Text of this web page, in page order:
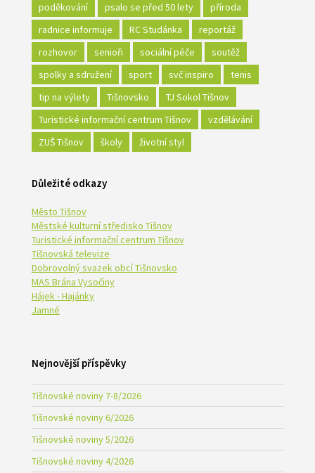
poděkování
psalo se před 50 lety
příroda
radnice informuje
RC Studánka
reportáž
rozhovor
senioři sociální péče
soutěž
spolky a sdružení
sport svč inspiro
tenis
tip na výlety
Tišnovsko
TJ Sokol Tišnov
Turistické informační centrum Tišnov
vzdělávání
ZUŠ Tišnov
školy životní styl
Důležité odkazy
Město Tišnov
Městské kulturní středisko Tišnov
Turistické informační centrum Tišnov
Tišnovská televize
Dobrovolný svazek obcí Tišnovsko
MAS Brána Vysočiny
Hájek - Hajánky
Jamné
Nejnovější příspěvky
Tišnovské noviny 7-8/2026
Tišnovské noviny 6/2026
Tišnovské noviny 5/2026
Tišnovské noviny 4/2026